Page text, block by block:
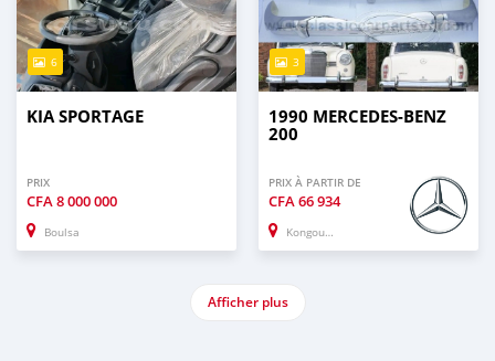
6
KIA SPORTAGE
PRIX
CFA8 000 000
Boulsa
3
1990 MERCEDES-BENZ
200
PRIX À PARTIR DE
CFA66 934
Kongoussi
Afficher plus